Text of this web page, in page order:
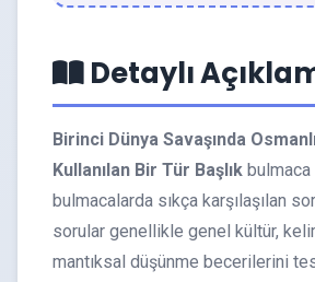
Detaylı
Birinci Dünya Savaşında
Kullanılan Bir Tür Başlık bulmaca
bulmacalarda sıkça karşılaşılan
sorular genellikle genel kültür,
mantıksal düşünme becerilerini